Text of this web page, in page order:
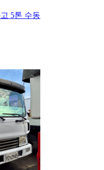
5톤 수동